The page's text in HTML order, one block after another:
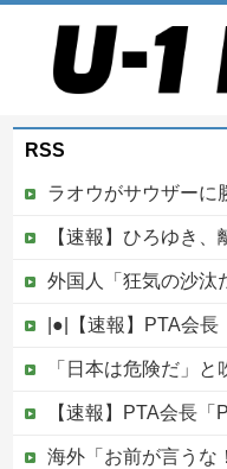
RSS
ラオウがサウザーに
【速報】ひろゆき、
外国人「狂気の沙汰だ」FIFA会長、再選の支持見返り
|●|【速報】PTA会長「PTA参加拒否し
「日本は危険だ」と吹聴したのを真に受け
【速報】PTA会長「PTA参加拒否した
海外「お前が言うな！」FIFA会長